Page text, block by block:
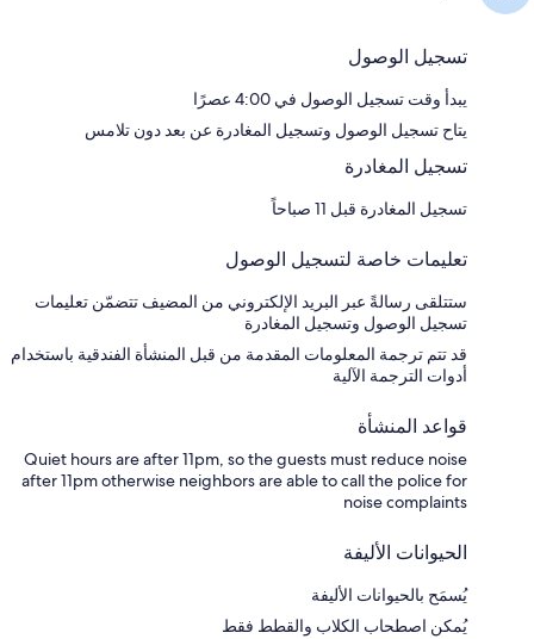
تسجيل الوصول
يبدأ وقت تسجيل الوصول في 4:00 عصرًا
يتاح تسجيل الوصول وتسجيل المغادرة عن بعد دون تلامس
تسجيل المغادرة
تسجيل المغادرة قبل 11 صباحاً
تعليمات خاصة لتسجيل الوصول
ستتلقى رسالةً عبر البريد الإلكتروني من المضيف تتضمّن تعليمات
تسجيل الوصول وتسجيل المغادرة
قد تتم ترجمة المعلومات المقدمة من قبل المنشأة الفندقية باستخدام
أدوات الترجمة الآلية
قواعد المنشأة
Quiet hours are after 11pm, so the guests must reduce noise
after 11pm otherwise neighbors are able to call the police for
noise complaints
الحيوانات الأليفة
يُسمَح بالحيوانات الأليفة
يُمكن اصطحاب الكلاب والقطط فقط